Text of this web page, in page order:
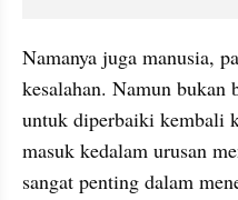
Namanya juga manusia,
kesalahan. Namun bukan
untuk diperbaiki kembali
masuk kedalam urusan
sangat penting dalam